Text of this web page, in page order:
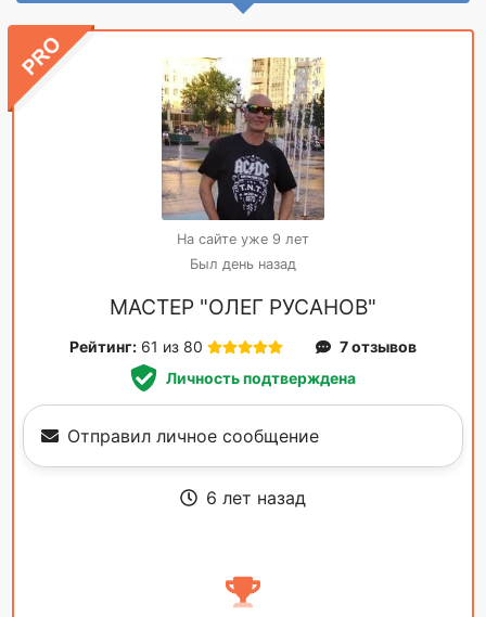
На сайте уже 9 лет
Был день назад
МАСТЕР "ОЛЕГ РУСАНОВ"
Рейтинг: 61 из 80
7 отзывов
Личность подтверждена
Отправил личное сообщение
6 лет назад